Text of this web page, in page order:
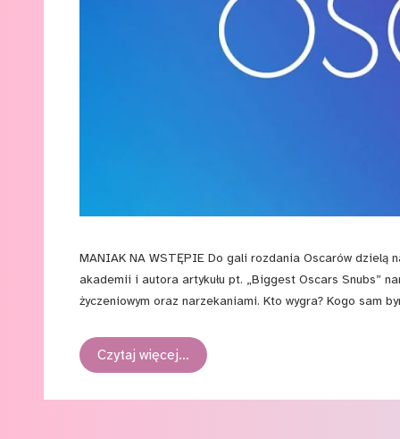
MANIAK NA WSTĘPIE Do gali rozdania Oscarów dzielą
akademii i autora artykułu pt. „Biggest Oscars Snubs”
życzeniowym oraz narzekaniami. Kto wygra? Kogo sam
Czytaj więcej…